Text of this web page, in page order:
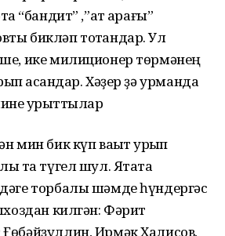
“бандит” ,”ат ҡарағы”
бикләп тотҡандар. Ул
ике милиционер төрмәнең
ҡасҡандар. Хәҙер ҙә урманда
ҡурҡыттылар
мин бик күп ваҡыт ҡурҡып
та түгел шул. Ятаҡта
торбалы шәмде һүндергәс
килгән: Фәрит
Ирмәк Халисов,